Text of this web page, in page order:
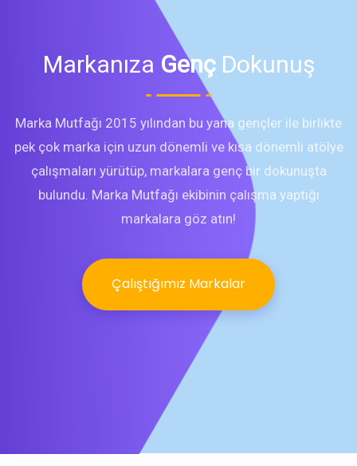
Markanıza GençDokunuş
Marka Mutfağı 2015 yılından bu yana gençler ile birlikte
pek çok marka için uzun dönemli ve kısa dönemli atölye
çalışmaları yürütüp, markalara genç bir dokunuşta
bulundu. Marka Mutfağı ekibinin çalışma yaptığı
markalara göz atın!
Çalıştığımız Markalar